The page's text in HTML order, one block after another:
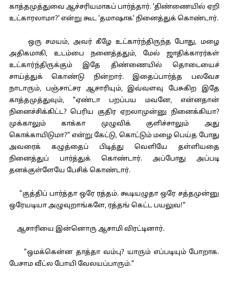
காத்தமுத்துவை ஆச்சரியமாகப் பார்த்தார். 'திண்ணையில் ஏறி
உட்காரலாமா?' என்று கூட 'தமாஷாக' நினைத்துக் கொண்டார்.
ஒரு சமயம், அவர் கீழே உட்கார்ந்திருந்த போது, மழை
அதிகமாகி, உடம்பை நனைத்ததும், மேல் ஜாதிக்காரர்கள்
உட்கார்ந்திருக்கும் இதே திண்ணையில் தொடையைச்
சாய்த்துக் கொண்டு நின்றார். இதைப்பார்த்த பலவேச
நாடாரும், பஞ்சாட்சர ஆசாரியும், இவ்வளவு பேசுகிற இதே
காத்தமுத்துவும், "ஏண்டா பறப்பய மவனே, என்னதான்
நினைச்சிக்கிட்ட? பெரிய குதிர ஏறலாமுன்னு நினைக்கியா?
முக்காலும் காக்கா முழுவிக் குளிச்சாலும் அது
கொக்காயிடுமா?" என்று கேட்டு, கொட்டும் மழை பெய்த போது
அவரைக் கழுத்தைப் பிடித்து வெளியே தள்ளியதை
நினைத்துப் பார்த்துக் கொண்டார். அப்போது அப்படி
தனக்குள்ளேயே பேசிக் கொண்டார்.
"குத்திப் பார்த்தா ஒரே ரத்தம். கூடியழுதா ஒரே சத்தமுன்னு
ஒரேயடியா அழுவுறாங்களே, ரத்தங் கெட்ட பயலுவ!"
ஆசாரியை இன்னொரு ஆசாமி விரட்டினார்.
"ஒமக்கென்ன தாத்தா வம்பு? யாரும் எப்படியும் போறாக.
பேசாம வீட்ல போயி வேலயப்பாரும்."